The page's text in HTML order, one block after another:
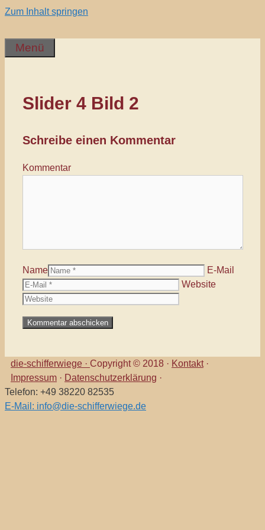
Zum Inhalt springen
Menü
Slider 4 Bild 2
Schreibe einen Kommentar
Kommentar
Name
E-Mail
Website
die-schifferwiege · Copyright © 2018 · Kontakt·
Impressum · Datenschutzerklärung ·
Telefon: +49 38220 82535
E-Mail: info@die-schifferwiege.de